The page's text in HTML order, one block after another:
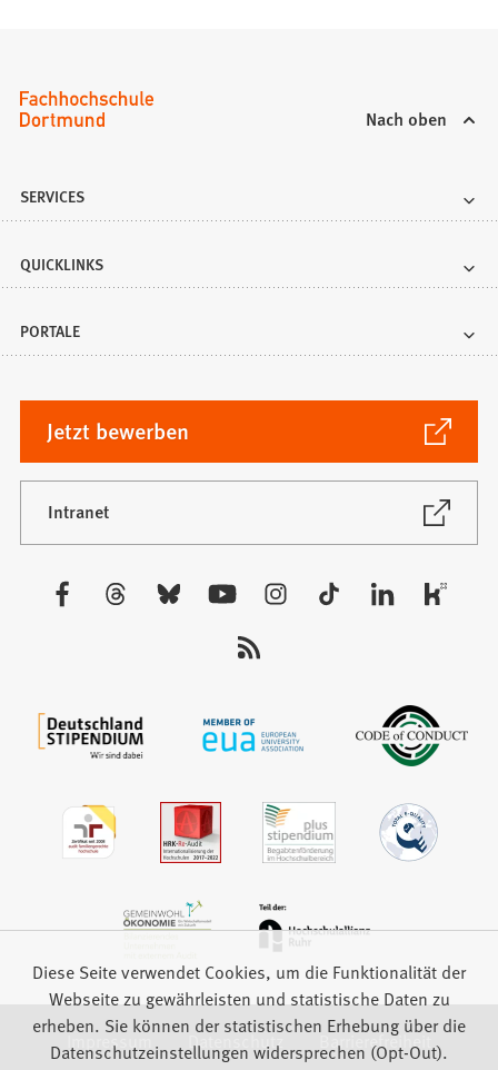
Nach oben
SERVICES
QUICKLINKS
PORTALE
Jetzt bewerben
(Öffnet
in
einem
neuen
Tab)
Intranet
(Öffnet
neuen
Besuchen
Impressum Datenschutz Barrierefreiheit
Diese Seite verwendet Cookies, um die Funktionalität der
Webseite zu gewährleisten und statistische Daten zu
erheben. Sie können der statistischen Erhebung über die
Datenschutzeinstellungen widersprechen (Opt-Out).